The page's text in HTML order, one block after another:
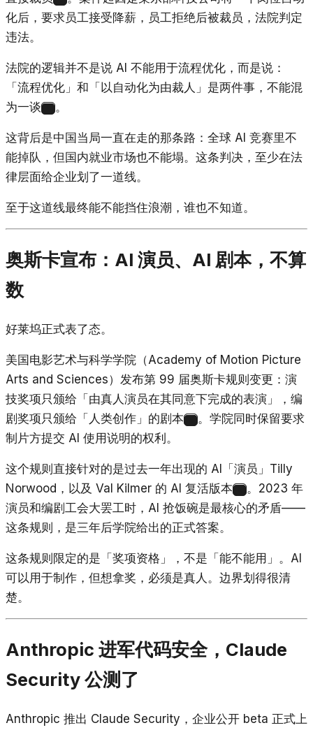
化后，要求员工接受降薪，员工拒绝后被裁员，法院判定
违法。
法院的逻辑并不是说 AI 不能用于流程优化，而是说：
「流程优化」和「以自动化为由裁人」是两件事，不能混
为一谈
。
这背后是中国当局一直在走的那条路：全球 AI 竞赛里不
能掉队，但国内就业市场也不能塌。这条判决，至少在法
律层面给企业划了一道线。
至于这道线最终能不能挡住浪潮，谁也不知道。
奥斯卡宣布：AI 演员、AI 剧本，不算
数
好莱坞正式表了态。
美国电影艺术与科学学院（Academy of Motion Picture
Arts and Sciences）发布第 99 届奥斯卡规则变更：演
技奖项只颁给「由真人演员在其同意下完成的表演」，编
剧奖项只颁给「人类创作」的剧本
。学院同时保留要求
制片方提交 AI 使用说明的权利。
这个规则直接针对的是过去一年出现的 AI「演员」Tilly
Norwood，以及 Val Kilmer 的 AI 复活版本
。2023 年
演员和编剧工会大罢工时，AI 抢饭碗是最核心的矛盾——
这条规则，是三年后学院给出的正式答案。
这条规则限定的是「奖项资格」，不是「能不能用」。AI
可以用于制作，但想拿奖，必须是真人。边界划得很清
楚。
Anthropic 进军代码安全，Claude
Security 公测了
Anthropic 推出 Claude Security，企业公开 beta 正式上